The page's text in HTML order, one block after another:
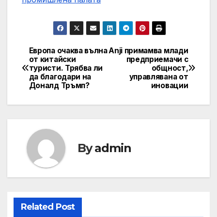
Навигация Anji примамва млади
предприемачи с
общност,
управлявана от
иновации
Европа очаква вълна
от китайски
туристи. Трябва ли
да благодари на
Доналд Тръмп?
Byadmin
Related Post